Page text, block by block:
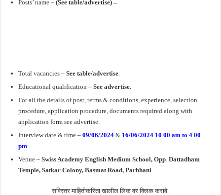
Posts’ name – (See table/advertise) –
Total vacancies – See table/advertise
Educational qualification –See advertise
For all the details of post, terms & conditions, experience, selection
procedure, application procedure, documents required along with
application form see advertise
Interview date & time – 09/06/2024& 16/06/2024 10 .00 am to 4 .00
pm
Venue – Swiss Academy English Medium School, Opp Dattadham
Temple, Satkar Colony, Basmat Road, Parbhani
सविस्तर माहितीकरिता खालील लिंक वर क्लिक करावे.